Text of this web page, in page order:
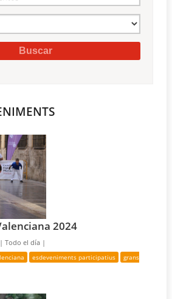
2024
|Todo el día |
esdeveniments participatius
grans